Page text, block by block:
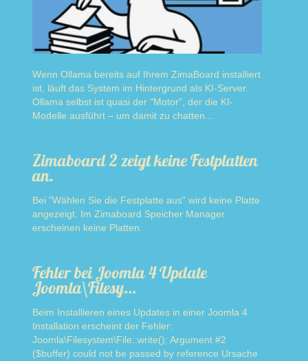
Wenn Ollama bereits auf Ihrem ZimaBoard installiert
ist, läuft das System im Hintergrund als KI-Server.
Ollama selbst ist quasi der "Motor", der die KI-
Modelle ausführt – um damit zu chatten...
Zimaboard 2 zeigt keine Festplatten
an.
Bei "Wählen Sie die Festplatte aus" wird keine Platte
angezeigt. Im Zimaboard Speicher Manager
erscheinen keine Platten.
Fehler bei Joomla 4 Update
Joomla\Filesy…
Beim Installieren eines Updates in einer Joomla 4
Installation erscheint der Fehler:
Joomla\Filesystem\File::write(): Argument #2
($buffer) could not be passed by reference Ursache